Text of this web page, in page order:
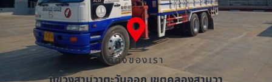
ที่ตั้งของเรา